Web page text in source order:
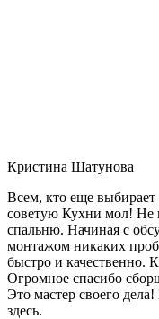
Кристина Шатунова
Всем, кто еще
советую Кухни мол! Не
спальню. Начиная с
монтажом никаких
быстро и качественно.
Огромное спасибо
Это мастер своего
здесь.